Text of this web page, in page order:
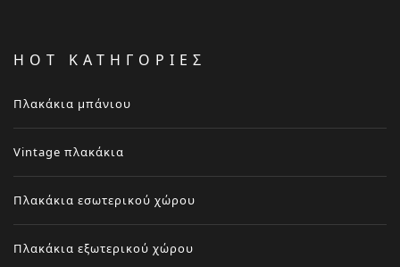
HOT ΚΑΤΗΓΟΡΙΕΣ
Πλακάκια μπάνιου
Vintage πλακάκια
Πλακάκια εσωτερικού χώρου
Πλακάκια εξωτερικού χώρου